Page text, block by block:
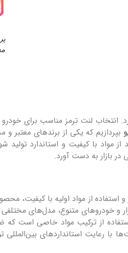
لنت ترمز مناسب برای خودرو
بپردازیم که یکی از برندهای معتبر و
با کیفیت و استاندارد تولید
بازار به دست آورد.
از مواد اولیه با کیفیت،
و خودروهای متنوع، مدل‌های مختلفی
استفاده از ترکیب مواد خاصی است
استانداردهای بین‌المللی